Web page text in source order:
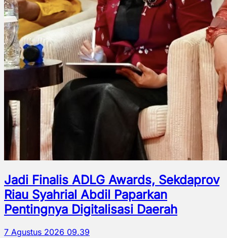
Jadi Finalis ADLG Awards, Sekdaprov
Riau Syahrial Abdil Paparkan
Pentingnya Digitalisasi Daerah
7 Agustus 2026 09.39